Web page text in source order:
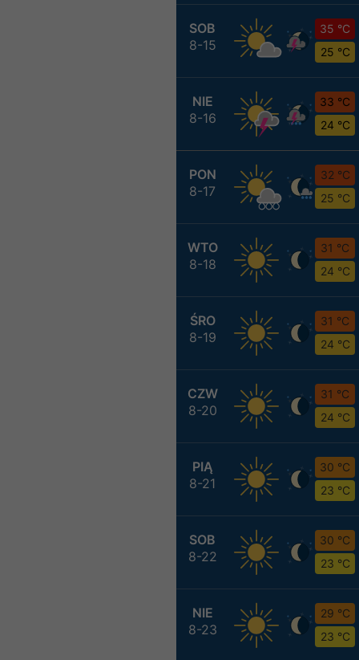
SOB
8-15
35 °C
25 °C
NIE
8-16
33 °C
24 °C
PON
8-17
32 °C
25 °C
WTO
8-18
31 °C
24 °C
ŚRO
8-19
31 °C
24 °C
CZW
8-20
31 °C
24 °C
PIĄ
8-21
30 °C
23 °C
SOB
8-22
30 °C
23 °C
NIE
8-23
29 °C
23 °C